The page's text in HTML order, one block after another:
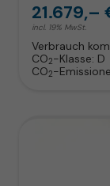
21.679,–
incl. 19% MwSt.
Verbrauch
CO2-Klasse: D
CO2-